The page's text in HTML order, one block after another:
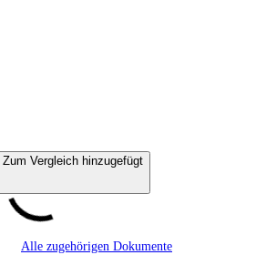
Zum Vergleich hinzugefügt
Alle zugehörigen Dokumente